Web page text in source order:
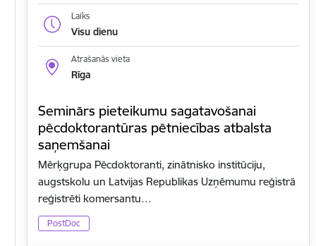
Laiks
Visu dienu
Atrašanās vieta
Rīga
Seminārs pieteikumu sagatavošanai
pēcdoktorantūras pētniecības atbalsta
saņemšanai
Mērķgrupa Pēcdoktoranti, zinātnisko institūciju,
augstskolu un Latvijas Republikas Uzņēmumu reģistrā
reģistrēti komersantu…
PostDoc